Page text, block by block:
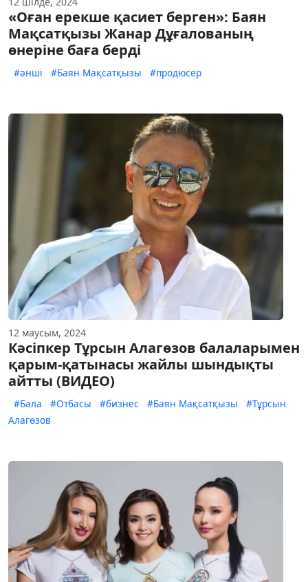
«Оған ерекше қасиет берген»: Баян
Мақсатқызы Жанар Дұғалованың
өнеріне баға берді
#әнші #Баян Мақсатқызы #продюсер
12 маусым, 2024
Кәсіпкер Тұрсын Алагөзов балаларымен
қарым-қатынасы жайлы шындықты
айтты (ВИДЕО)
#Бала #Отбасы #бизнес #Баян Мақсатқызы
#Тұрсын
Алагөзов